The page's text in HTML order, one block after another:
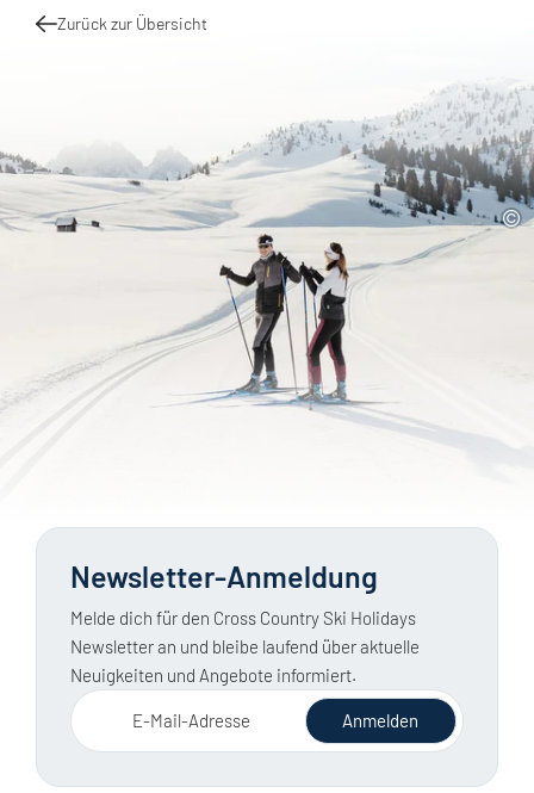
Zurück zur Übersicht
Newsletter-Anmeldung
Melde dich für den Cross Country Ski Holidays
Newsletter an und bleibe laufend über aktuelle
Neuigkeiten und Angebote informiert.
E-Mail-Adresse Anmelden